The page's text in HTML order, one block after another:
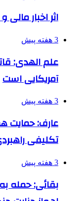
اثر اخبار
3 هفته پیش
علم الهدی:
آمریکایی است
3 هفته پیش
عارف: حمایت
تکلیفی
3 هفته پیش
بقائی: حمله